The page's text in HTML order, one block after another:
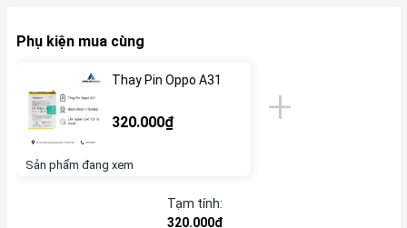
Phụ kiện mua cùng
Thay Pin Oppo A31
320.000₫
Sản phẩm đang xem
Tạm tính:
320.000₫